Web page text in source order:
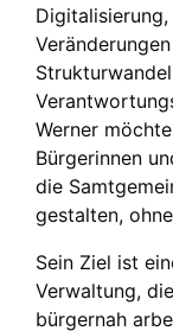
Werner
Bürgerinnen
die
gestalten,
Sein Ziel ist
Verwaltung,
bürgernah